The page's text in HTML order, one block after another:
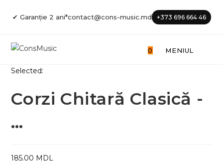
✔ Garanție 2 ani*contact@cons-music.md +373 696 664 46
0 MENIUL
Selected:
Corzi Chitară Clasică -
…
185.00 MDL